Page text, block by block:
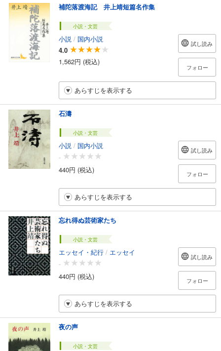
補陀落渡海記 井上靖短篇名作集
小説・文芸
小説 / 国内小説
4.0
1,562円 (税込)
試し読み
フォロー
あらすじを表示する
石濤
小説・文芸
小説 / 国内小説
-
440円 (税込)
試し読み
フォロー
あらすじを表示する
忘れ得ぬ芸術家たち
小説・文芸
エッセイ・紀行 / エッセイ
-
440円 (税込)
試し読み
フォロー
あらすじを表示する
夜の声
小説・文芸